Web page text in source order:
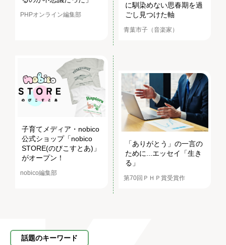
PHPオンライン編集部
に馴染めない思春期を過
ごし見つけた軸
青葉市子（音楽家）
子育てメディア・nobico
公式ショップ「nobico
STORE(のびこすとあ)」
がオープン！
nobico編集部
「ありがとう」の一言の
ために...エッセイ「生き
る」
第70回ＰＨＰ賞受賞作
話題のキーワード